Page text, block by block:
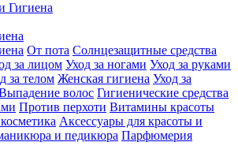
Гигиена
От пота Солнцезащитные средства
за лицом Уход за ногами Уход за руками
за телом Женская гигиена Уход за
волос Гигиенические средства
Против перхоти Витамины красоты
Аксессуары для красоты и
и педикюра Парфюмерия